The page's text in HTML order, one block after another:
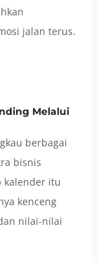
jalan terus.
Melalui
berbagai
bisnis
kalender itu
kenceng
nilai-nilai